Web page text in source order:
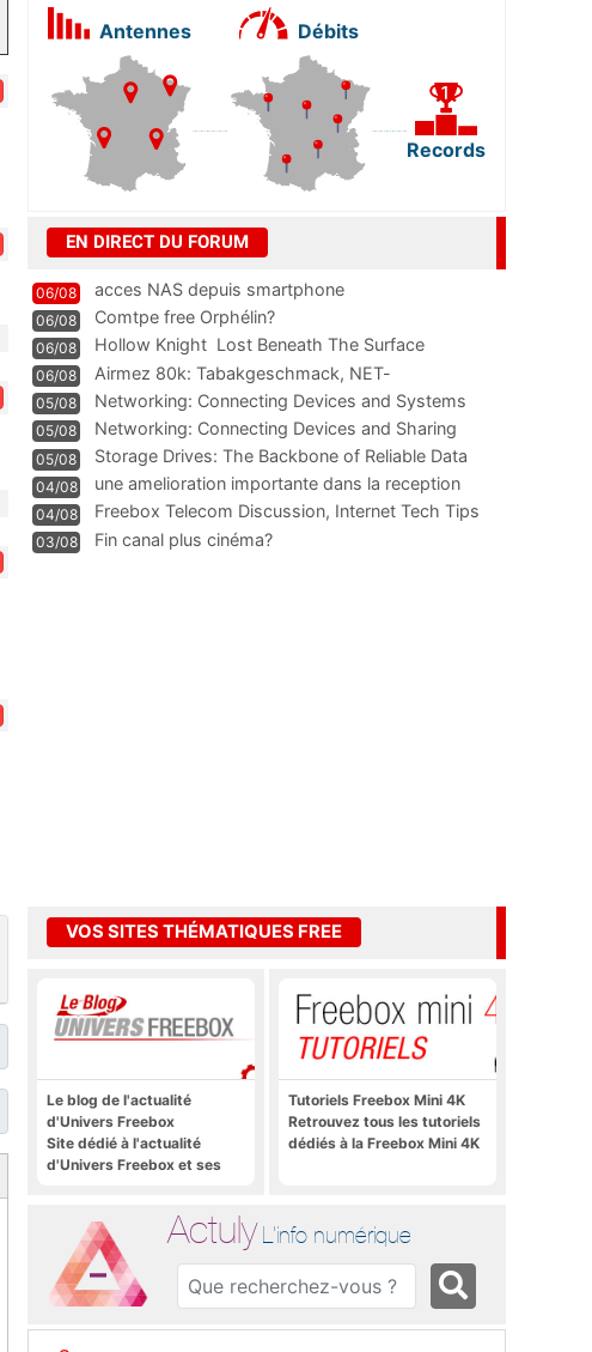
Antennes Débits
Records
EN DIRECT DU FORUM
06/08 acces NAS depuis smartphone
06/08 Comtpe free Orphélin?
06/08 Hollow Knight  Lost Beneath The Surface
06/08
Airmez 80k: Tabakgeschmack, NET-
Technologie und Leistung im
05/08 Networking: Connecting Devices and Systems
05/08
Networking: Connecting Devices and Sharing
Information
05/08
Storage Drives: The Backbone of Reliable Data
Management
04/08
une amelioration importante dans la reception
WIFI
04/08
Freebox Telecom Discussion, Internet Tech Tips
Communi
03/08 Fin canal plus cinéma?
VOS SITES THÉMATIQUES FREE
Le blog de l'actualité
d'Univers Freebox
Site dédié à l'actualité
d'Univers Freebox et ses
thématiques Actuly, à
Freezone, etc.
Tutoriels Freebox Mini 4K
Retrouvez tous les tutoriels
dédiés à la Freebox Mini 4K
Actuly L'info numérique